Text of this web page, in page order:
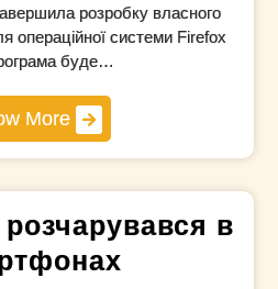
розробку власного
операційної системи Firefox
буде…
More
розчарувався в